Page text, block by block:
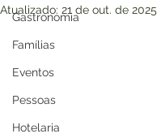
Gastronomia
Famílias
Eventos
Pessoas
Hotelaria
Atualizado: 21 de out. de 2025